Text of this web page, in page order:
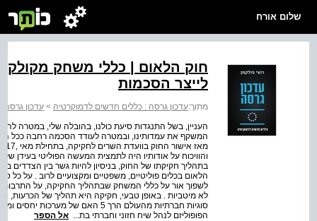
שלום אורח
חוק הלאום | כללי משחק
לייצר הסכמות
מתוך:עדכון גרסה : כללים חדשים לדמוקרטיה > עדכון
העניין, בשל התנגדות סיעת כולנו, בהובלה שלי, במטרה
המשקף את עמדותינו, ובמטרה לעודד הסכמה רחבה ככל
והוויכוח על אודותיו היה לתמצית המעשה הפוליטי בעידן
בתהליך חקיקתו של החוק, בניסיון להיות גשר בין
הלאום בכלים פוליטיים, משפטיים ומקצועיים לרוב . על
לשפוך אור על כללי המשחק שבתהליך החקיקה, על התרבות
לא מיטביות . באופן טבעי, חקיקה היא תהליך של הכרעות,
סוגיות חברתיות מהעולם הרך 5 האם
הפופוליזם לנהל שיח חזוני וחברתי בת... אל הספר